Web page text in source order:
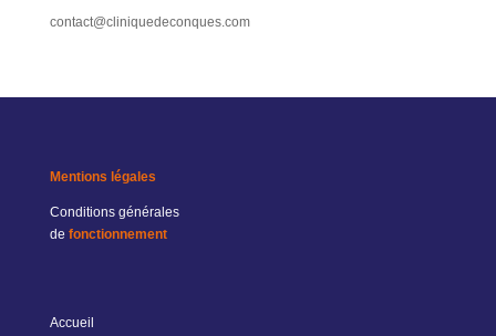
contact@cliniquedeconques.com
Mentions légales
Conditions générales
de fonctionnement
Accueil